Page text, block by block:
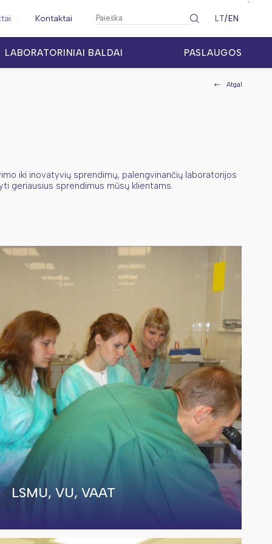
Kontaktai LT EN
`
LABORATORINIAI BALDAI PASLAUGOS
Atgal
iki inovatyvių sprendimų, palengvinančių laboratorijos
geriausius sprendimus mūsų klientams.
LSMU, VU, VAAT